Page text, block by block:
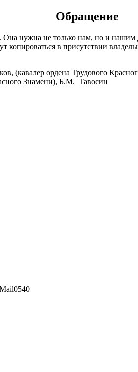
Обращение
нужна не только нам, но и
копироваться в присутствии
(кавалер ордена Трудового
Знамени), Б.М. Тавосин